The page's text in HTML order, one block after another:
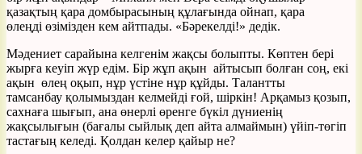
қазақтың қара домбырасының құлағында ойнап, қара
өлеңді өзімізден кем айтпады. «Бәрекелді!» дедік.
Мәдениет сарайына келгенім жақсы болыпты. Көптен бері
жырға кеуіп жүр едім. Бір жұп ақын айтысып болған соң, екі
ақын өлең оқып, нұр үстіне нұр құйды. Талантты
тамсанбау қолымыздан келмейді ғой, шіркін! Арқамыз қозып,
сахнаға шығып, ана өнерлі өренге бүкіл дүниенің
жақсылығын (бағалы сыйлық деп айта алмаймын) үйіп-төгіп
тастағың келеді. Қолдан келер қайыр не?